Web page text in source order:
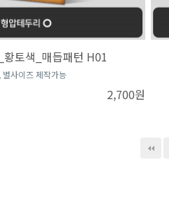
토색_매듭패턴 H01
사이즈 제작가능
2,700원